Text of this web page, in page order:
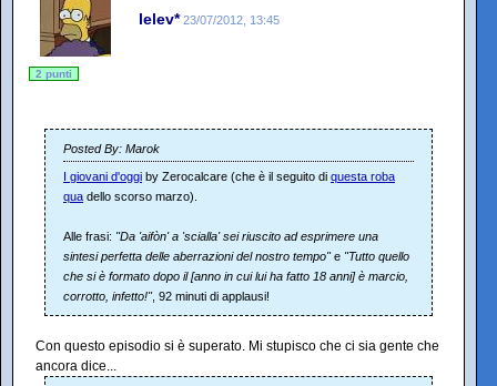
lelev* 23/07/2012, 13:45
2 punti
Posted By: Marok
I giovani d'oggi by Zerocalcare (che è il seguito di questa roba
qua dello scorso marzo).
Alle frasi: "Da 'aifòn' a 'scialla' sei riuscito ad esprimere una
sintesi perfetta delle aberrazioni del nostro tempo"e "Tutto quello
che si è formato dopo il [anno in cui lui ha fatto 18 anni] è marcio,
corrotto, infetto!", 92 minuti di applausi!
Con questo episodio si è superato. Mi stupisco che ci sia gente che
ancora dice...